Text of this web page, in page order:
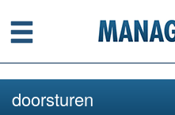
Menu
doorsturen